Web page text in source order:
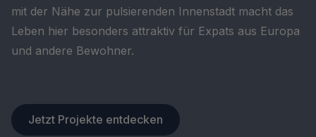
mit der Nähe zur pulsierenden Innenstadt macht das
Leben hier besonders attraktiv für Expats aus Europa
und andere Bewohner.
Jetzt Projekte entdecken